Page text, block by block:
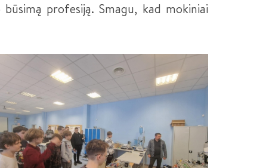
profesiją. Smagu, kad mokiniai